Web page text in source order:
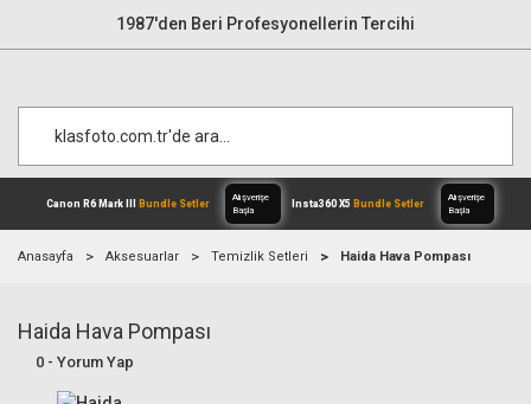
1987'den Beri Profesyonellerin Tercihi
Canon R6 Mark III
Anasayfa Aksesuarlar Temizlik Setleri Haida Hava Pompası
Haida Hava Pompası
0 - Yorum Yap